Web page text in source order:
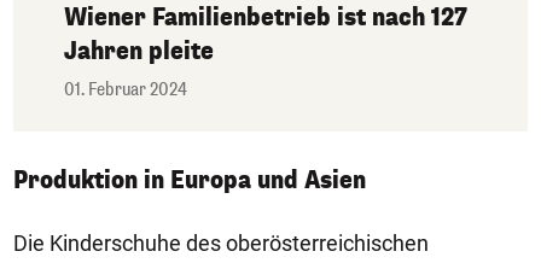
Wiener Familienbetrieb ist nach 127
Jahren pleite
01. Februar 2024
Produktion in Europa und Asien
Die Kinderschuhe des oberösterreichischen